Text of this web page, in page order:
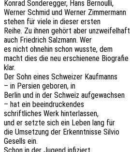
Konrad Sonder­eg­ger, Hans Bernoulli,
Werner Schmid und Werner Zimmermann
stehen für viele in dieser ersten
Reihe. Zu ihnen gehört aber unzweifelhaft
auch Fried­rich Salz­mann. Wer
es nicht ohne­hin schon wusste, dem
macht dies die neu erschie­ne­ne Biografie
klar.
Der Sohn eines Schwei­zer Kaufmanns
– in Persi­en gebo­ren, in
Berlin und in der Schweiz aufgewachsen
– hat ein beeindruckendes
schrift­li­ches Werk hinterlassen,
und er setzte sich ein Leben lang für
die Umset­zung der Erkennt­nis­se Silvio
Gesells ein.